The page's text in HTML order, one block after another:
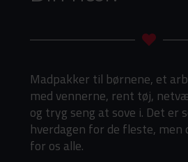
Madpakker til børnene, et
med vennerne, rent tøj,
og tryg seng at sove i. Det er
hverdagen for de fleste,
for os alle.